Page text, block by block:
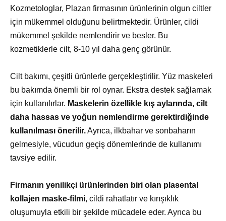
Kozmetologlar, Plazan firmasının ürünlerinin olgun ciltler
için mükemmel olduğunu belirtmektedir. Ürünler, cildi
mükemmel şekilde nemlendirir ve besler. Bu
kozmetiklerle cilt, 8-10 yıl daha genç görünür.
Cilt bakımı, çeşitli ürünlerle gerçekleştirilir. Yüz maskeleri
bu bakımda önemli bir rol oynar. Ekstra destek sağlamak
için kullanılırlar. Maskelerin özellikle kış aylarında, cilt
daha hassas ve yoğun nemlendirme gerektirdiğinde
kullanılması önerilir.Ayrıca, ilkbahar ve sonbaharın
gelmesiyle, vücudun geçiş dönemlerinde de kullanımı
tavsiye edilir.
Firmanın yenilikçi ürünlerinden biri olan plasental
kollajen maske-filmi, cildi rahatlatır ve kırışıklık
oluşumuyla etkili bir şekilde mücadele eder. Ayrıca bu